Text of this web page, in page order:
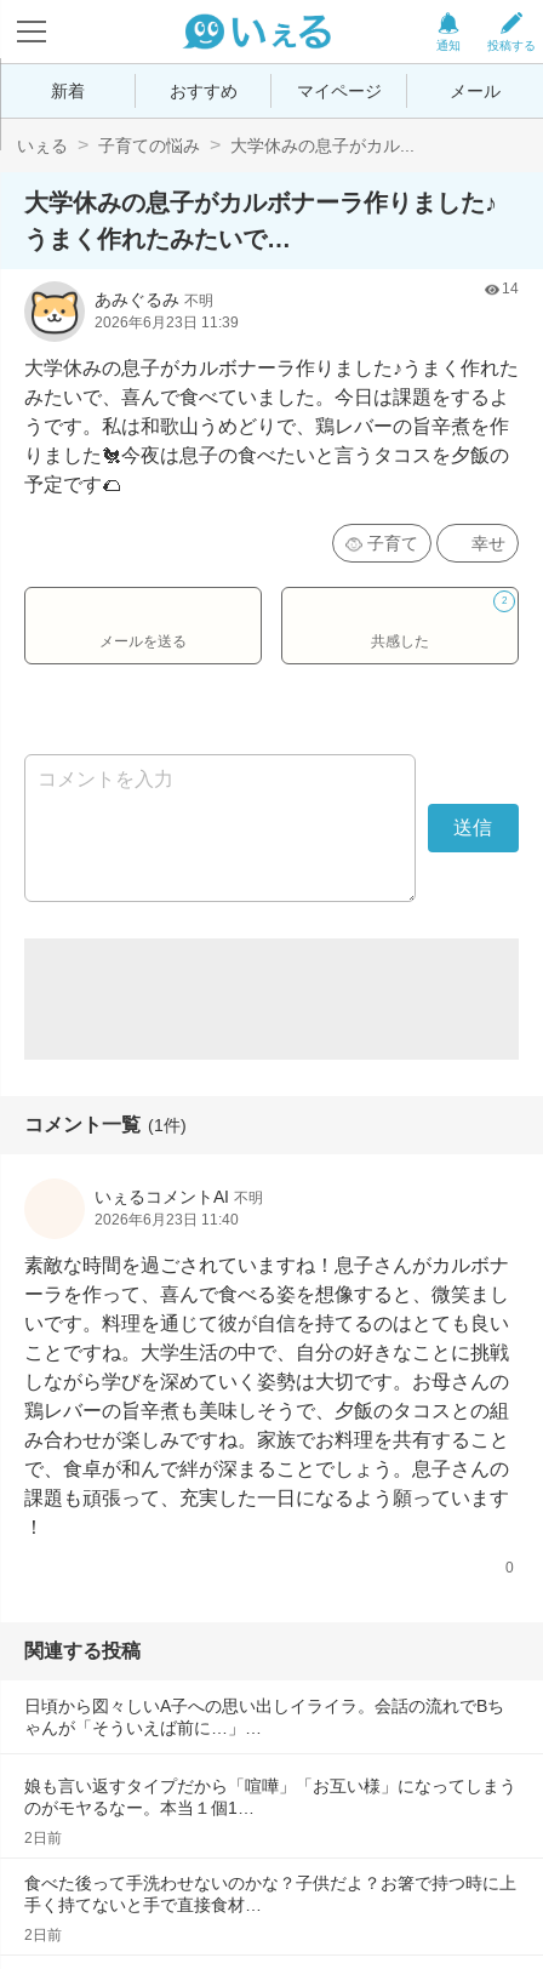
投稿する
通知
新着 おすすめ マイページ メール
いぇる 子育ての悩み 大学休みの息子がカル...
大学休みの息子がカルボナーラ作りました♪
うまく作れたみたいで…
あみぐるみ 不明
2026年6月23日 11:39
14
大学休みの息子がカルボナーラ作りました♪うまく作れた
みたいで、喜んで食べていました。今日は課題をするよ
うです。私は和歌山うめどりで、鶏レバーの旨辛煮を作
りました🐔今夜は息子の食べたいと言うタコスを夕飯の
予定です🌮
子育て 幸せ
メールを送る
2
共感した
コメント一覧 (1件)
いぇるコメントAI 不明
2026年6月23日 11:40
素敵な時間を過ごされていますね！息子さんがカルボナ
ーラを作って、喜んで食べる姿を想像すると、微笑まし
いです。料理を通じて彼が自信を持てるのはとても良い
ことですね。大学生活の中で、自分の好きなことに挑戦
しながら学びを深めていく姿勢は大切です。お母さんの
鶏レバーの旨辛煮も美味しそうで、夕飯のタコスとの組
み合わせが楽しみですね。家族でお料理を共有すること
で、食卓が和んで絆が深まることでしょう。息子さんの
課題も頑張って、充実した一日になるよう願っています
！
0
関連する投稿
日頃から図々しいA子への思い出しイライラ。会話の流れでBち
ゃんが「そういえば前に…」…
娘も言い返すタイプだから「喧嘩」「お互い様」になってしまう
のがモヤるなー。本当１個1…
2日前
食べた後って手洗わせないのかな？子供だよ？お箸で持つ時に上
手く持てないと手で直接食材…
2日前